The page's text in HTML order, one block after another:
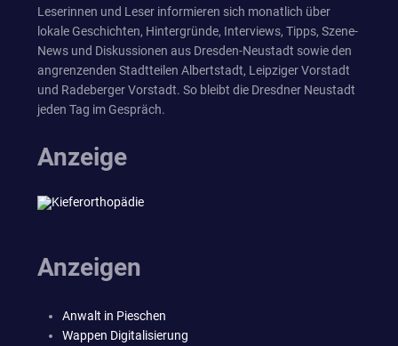
Leserinnen und Leser informieren sich monatlich über
lokale Geschichten, Hintergründe, Interviews, Tipps, Szene-
News und Diskussionen aus Dresden-Neustadt sowie den
angrenzenden Stadtteilen Albertstadt, Leipziger Vorstadt
und Radeberger Vorstadt. So bleibt die Dresdner Neustadt
jeden Tag im Gespräch.
Anzeige
Anzeigen
Anwalt in Pieschen
Wappen Digitalisierung